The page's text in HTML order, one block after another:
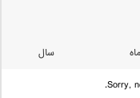
ماه
سال
Sorry,